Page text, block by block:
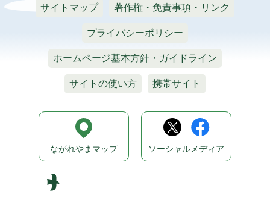
サイトマップ 著作権・免責事項・リンク
プライバシーポリシー
ホームページ基本方針・ガイドライン
サイトの使い方 携帯サイト
ながれやまマップ ソーシャルメディア